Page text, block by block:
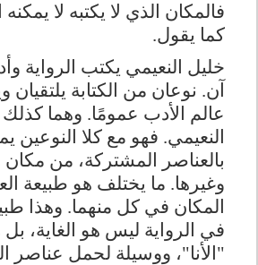
فالمكان الذي لا يكتبه لا يمكنه
كما يقول.
خليل النعيمي يكتب الرواية
آن. نوعان من الكتابة يلتقيان
عالم الأدب عمومًا. وهما
النعيمي. فهو مع كلا النوعين
بالعناصر المشتركة، من
وغيرها. ما يختلف هو طبيعة
المكان في كل منهما. وهذا
في الرواية ليس هو الغاية،
"الأنا"، ووسيلة لحمل عناصر